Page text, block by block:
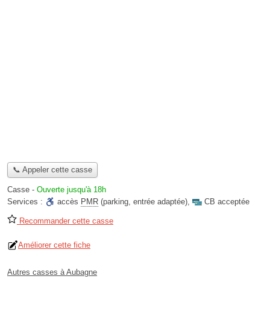
📞 Appeler cette casse
Casse - Ouverte jusqu'à 18h
Services :
accès PMR (parking, entrée adaptée), CB acceptée
Recommander cette casse
Améliorer cette fiche
Autres casses à Aubagne